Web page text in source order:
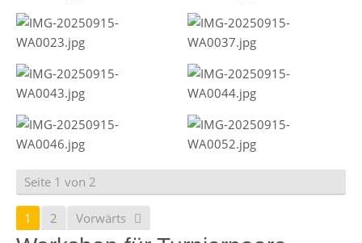
Seite 1 von 2
1 2 Vorwärts